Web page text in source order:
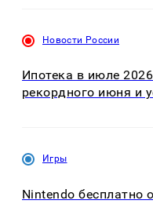
Новости России
Ипотека в июле
рекордного июня и
Игры
Nintendo бесплатно